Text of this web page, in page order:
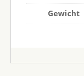
Gewicht